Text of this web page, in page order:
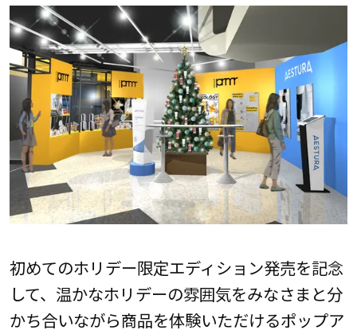
初めてのホリデー限定エディション発売を記念
して、温かなホリデーの雰囲気をみなさまと分
かち合いながら商品を体験いただけるポップア